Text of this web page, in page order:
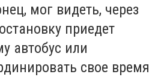
мог видеть, через
приедет
автобус или
свое время